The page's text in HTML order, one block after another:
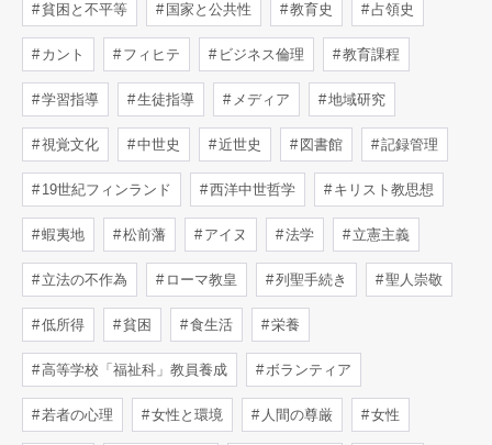
貧困と不平等 国家と公共性 教育史 占領史
カント フィヒテ ビジネス倫理 教育課程
学習指導 生徒指導 メディア 地域研究
視覚文化 中世史 近世史 図書館 記録管理
19世紀フィンランド 西洋中世哲学 キリスト教思想
蝦夷地 松前藩 アイヌ 法学 立憲主義
立法の不作為 ローマ教皇 列聖手続き 聖人崇敬
低所得 貧困 食生活 栄養
高等学校「福祉科」教員養成 ボランティア
若者の心理 女性と環境 人間の尊厳 女性